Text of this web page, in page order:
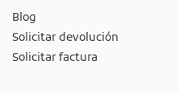
Blog
Solicitar devolución
Solicitar factura